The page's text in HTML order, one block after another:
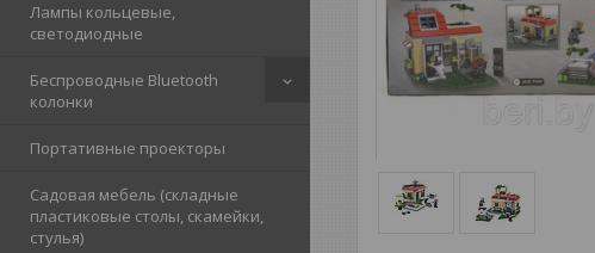
Лампы кольцевые,
светодиодные
Беспроводные Bluetooth
колонки
Портативные проекторы
Садовая мебель (складные
пластиковые столы, скамейки,
стулья)